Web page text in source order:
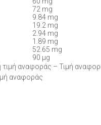
72 mg
9.84 mg
19.2 mg
2.94 mg
1.89 mg
52.65 mg
90 μg
αναφοράς – Τιμή
αναφοράς